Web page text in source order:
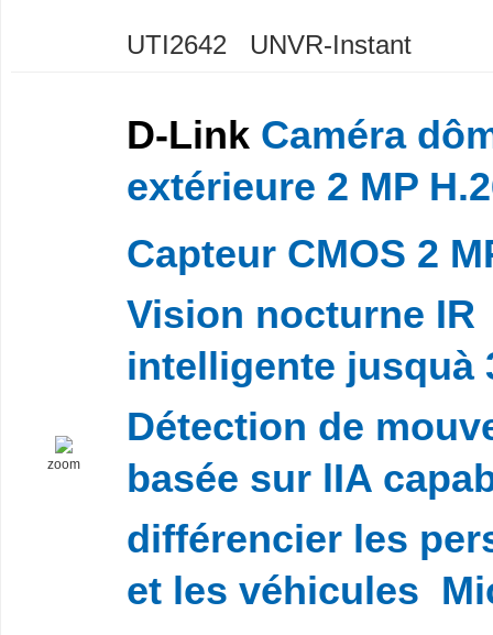
UTI2642 UNVR-Instant
zoom
D-Link Caméra
extérieure 2 MP
Capteur CMOS 2
Vision nocturne IR
intelligente jusquà
Détection de
basée sur lIA
différencier les
et les véhicules 